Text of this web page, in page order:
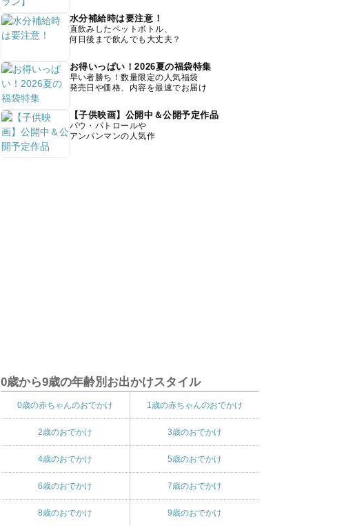
水分補給時は要注意！
直飲みしたペットボトル、
何日後まで飲んでも大丈夫？
お得いっぱい！2026夏の福袋特集
早い者勝ち！数量限定の人気福袋
発売日や価格、内容を最速でお届け
【子供映画】公開中＆公開予定作品
パウ・パトロールや
アンパンマンの人気作
0歳から9歳の年齢別お出かけスタイル
0歳の赤ちゃんのおでかけ 1歳の赤ちゃんのおでかけ
2歳のおでかけ 3歳のおでかけ
4歳のおでかけ 5歳のおでかけ
6歳のおでかけ 7歳のおでかけ
8歳のおでかけ 9歳のおでかけ